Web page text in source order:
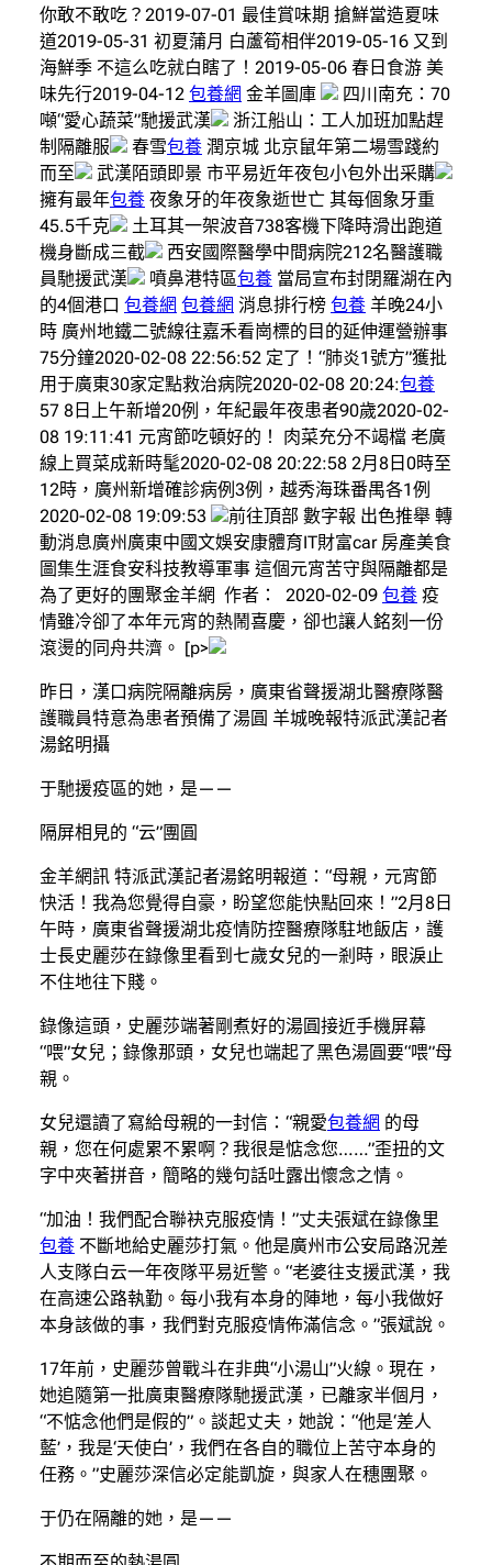
你敢不敢吃？2019-07-01 最佳賞味期 搶鮮當造夏味
道2019-05-31 初夏蒲月 白蘆筍相伴2019-05-16 又到
海鮮季 不這么吃就白瞎了！2019-05-06 春日食游 美
味先行2019-04-12 包養網 金羊圖庫
四川南充：70
噸“愛心蔬菜”馳援武漢
浙江船山：工人加班加點趕
制隔離服
春雪包養 潤京城 北京鼠年第二場雪踐約
而至
武漢陌頭即景 市平易近年夜包小包外出采購
擁有最年包養 夜象牙的年夜象逝世亡 其每個象牙重
45.5千克
土耳其一架波音738客機下降時滑出跑道
機身斷成三截
西安國際醫學中間病院212名醫護職
員馳援武漢
噴鼻港特區包養 當局宣布封閉羅湖在內
的4個港口 包養網 包養網 消息排行榜 包養 羊晚24小
時 廣州地鐵二號線往嘉禾看崗標的目的延伸運營辦事
75分鐘2020-02-08 22:56:52 定了！“肺炎1號方”獲批
用于廣東30家定點救治病院2020-02-08 20:24:包養
57 8日上午新增20例，年紀最年夜患者90歲2020-02-
08 19:11:41 ​元宵節吃頓好的！ 肉菜充分不竭檔 老廣
線上買菜成新時髦2020-02-08 20:22:58 2月8日0時至
12時，廣州新增確診病例3例，越秀海珠番禺各1例
2020-02-08 19:09:53
前往頂部 數字報 出色推舉 轉
動消息廣州廣東中國文娛安康體育IT財富car 房產美食
圖集生涯食安科技教導軍事 這個元宵苦守與隔離都是
為了更好的團聚金羊網 作者： 2020-02-09 包養 疫
情雖冷卻了本年元宵的熱鬧喜慶，卻也讓人銘刻一份
滾燙的同舟共濟。 [p>
昨日，漢口病院隔離病房，廣東省聲援湖北醫療隊醫
護職員特意為患者預備了湯圓 羊城晚報特派武漢記者
湯銘明攝
于馳援疫區的她，是——
隔屏相見的 “云”團圓
金羊網訊 特派武漢記者湯銘明報道：“母親，元宵節
快活！我為您覺得自豪，盼望您能快點回來！”2月8日
午時，廣東省聲援湖北疫情防控醫療隊駐地飯店，護
士長史麗莎在錄像里看到七歲女兒的一剎時，眼淚止
不住地往下賤。
錄像這頭，史麗莎端著剛煮好的湯圓接近手機屏幕
“喂”女兒；錄像那頭，女兒也端起了黑色湯圓要“喂”母
親。
女兒還讀了寫給母親的一封信：“親愛包養網 的母
親，您在何處累不累啊？我很是惦念您……”歪扭的文
字中夾著拼音，簡略的幾句話吐露出懷念之情。
“加油！我們配合聯袂克服疫情！”丈夫張斌在錄像里
包養 不斷地給史麗莎打氣。他是廣州市公安局路況差
人支隊白云一年夜隊平易近警。“老婆往支援武漢，我
在高速公路執勤。每小我有本身的陣地，每小我做好
本身該做的事，我們對克服疫情佈滿信念。”張斌說。
17年前，史麗莎曾戰斗在非典“小湯山”火線。現在，
她追隨第一批廣東醫療隊馳援武漢，已離家半個月，
“不惦念他們是假的”。談起丈夫，她說：“他是‘差人
藍’，我是‘天使白’，我們在各自的職位上苦守本身的
任務。”史麗莎深信必定能凱旋，與家人在穗團聚。
于仍在隔離的她，是——